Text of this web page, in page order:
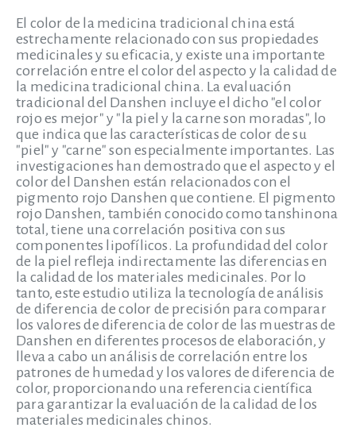
El color de la medicina tradicional china está
estrechamente relacionado con sus propiedades
medicinales y su eficacia, y existe una importante
correlación entre el color del aspecto y la calidad de
la medicina tradicional china. La evaluación
tradicional del Danshen incluye el dicho "el color
rojo es mejor" y "la piel y la carne son moradas", lo
que indica que las características de color de su
"piel" y "carne" son especialmente importantes. Las
investigaciones han demostrado que el aspecto y el
color del Danshen están relacionados con el
pigmento rojo Danshen que contiene. El pigmento
rojo Danshen, también conocido como tanshinona
total, tiene una correlación positiva con sus
componentes lipofílicos. La profundidad del color
de la piel refleja indirectamente las diferencias en
la calidad de los materiales medicinales. Por lo
tanto, este estudio utiliza la tecnología de análisis
de diferencia de color de precisión para comparar
los valores de diferencia de color de las muestras de
Danshen en diferentes procesos de elaboración, y
lleva a cabo un análisis de correlación entre los
patrones de humedad y los valores de diferencia de
color, proporcionando una referencia científica
para garantizar la evaluación de la calidad de los
materiales medicinales chinos.